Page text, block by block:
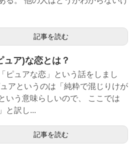
記事を読む
ュア)な恋とは？
ピュアな恋」という話をしまし
アというのは「純粋で混じりけが
いう意味らしいので、 ここでは
と訳し...
記事を読む